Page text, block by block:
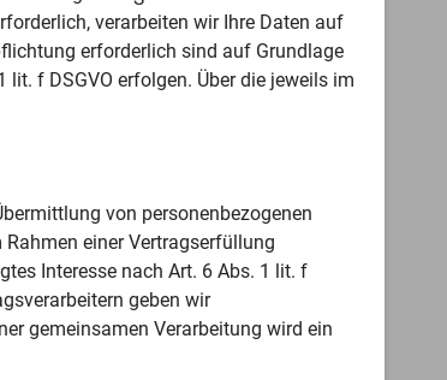
verarbeiten wir Ihre Daten auf
erforderlich sind auf Grundlage
f DSGVO erfolgen. Über die jeweils im
von personenbezogenen
einer Vertragserfüllung
Interesse nach Art. 6 Abs. 1 lit. f
geben wir
gemeinsamen Verarbeitung wird ein